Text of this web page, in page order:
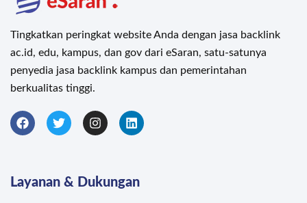
Tingkatkan peringkat website Anda dengan jasa backlink
ac.id, edu, kampus, dan gov dari eSaran, satu-satunya
penyedia jasa backlink kampus dan pemerintahan
berkualitas tinggi.
Layanan & Dukungan